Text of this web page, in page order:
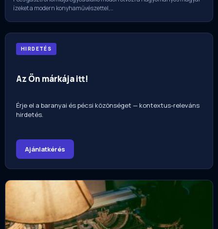
ízeket a modern konyhaművészettel,…
HIRDETÉS
Az Ön márkája itt!
Érje el a baranyai és pécsi közönséget — kontextus-releváns
hirdetés.
Ajánlatkérés